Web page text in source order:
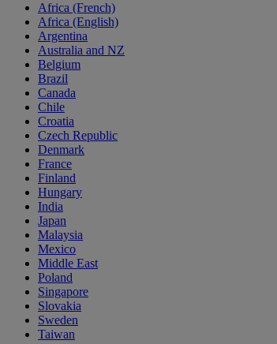
Africa (French)
Africa (English)
Argentina
Australia and NZ
Belgium
Brazil
Canada
Chile
Croatia
Czech Republic
Denmark
France
Finland
Hungary
India
Japan
Malaysia
Mexico
Middle East
Poland
Singapore
Slovakia
Sweden
Taiwan